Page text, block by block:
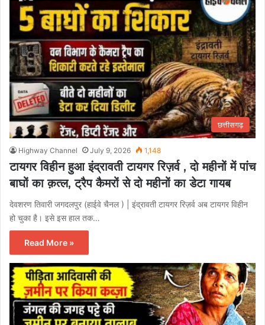
छत्तीसगढ़
Highway Channel July 9, 2026 1,148
टायगर विहीन हुआ इंद्रावती टायगर रिज़र्व , दो महीनों में पांच
बाघों का क़त्ल, ट्रैप कैमरों से दो महीनों का डेटा गायब
देवशरण तिवारी जगदलपुर (हाईवे चैनल ) | इंद्रावती टायगर रिज़र्व अब टायगर विहीन
हो चुका है। इसे इस हाल तक…
Read More »